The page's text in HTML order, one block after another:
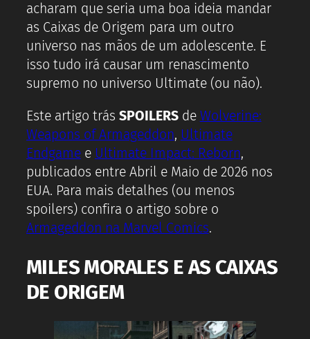
acharam que seria uma boa ideia mandar
as Caixas de Origem para um outro
universo nas mãos de um adolescente. E
isso tudo irá causar um renascimento
supremo no universo Ultimate (ou não).
Este artigo trás SPOILERSde Wolverine:
Weapons of Armageddon, Ultimate
Endgamee Ultimate Impact: Reborn,
publicados entre Abril e Maio de 2026 nos
EUA. Para mais detalhes (ou menos
spoilers) confira o artigo sobre o
Armageddon na Marvel Comics.
MILES MORALES E AS CAIXAS
DE ORIGEM